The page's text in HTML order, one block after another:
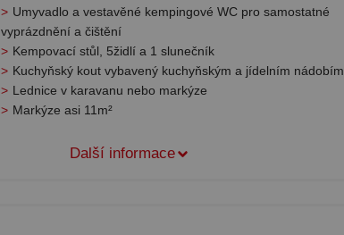
Umyvadlo a vestavěné kempingové WC pro samostatné
vyprázdnění a čištění
Kempovací stůl, 5židlí a 1 slunečník
Kuchyňský kout vybavený kuchyňským a jídelním nádobím
Lednice v karavanu nebo markýze
Markýze asi 11m²
Další informace